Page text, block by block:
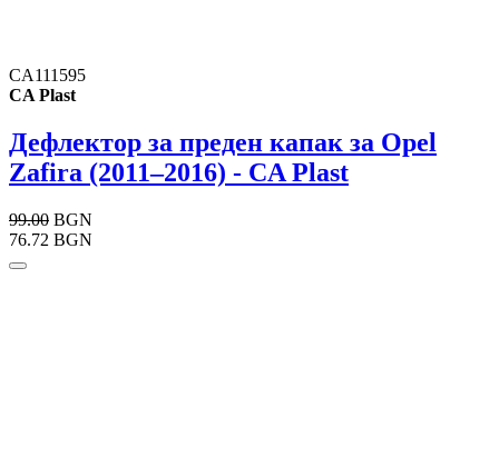
CA111595
CA Plast
Дефлектор за преден капак за Opel
Zafira (2011–2016) - CA Plast
99.00 BGN
76.72 BGN